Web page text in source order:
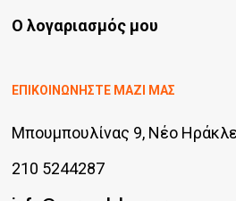
Ο λογαριασμός μου
ΕΠΙΚΟΙΝΩΝΗΣΤΕ ΜΑΖΙ ΜΑΣ
Μπουμπουλίνας 9, Νέο
210 5244287